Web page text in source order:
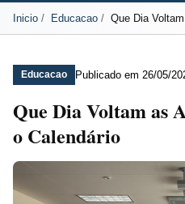
Inicio Educacao Que Dia
Educacao Publicado em 26/05/
Que Dia Voltam as
o Calendário